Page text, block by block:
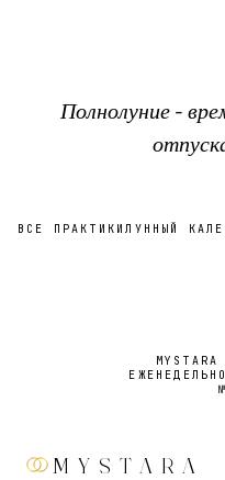
Полнолуние -
ВСЕ ПРАКТИКИЛУННЫЙ
MYSTARA